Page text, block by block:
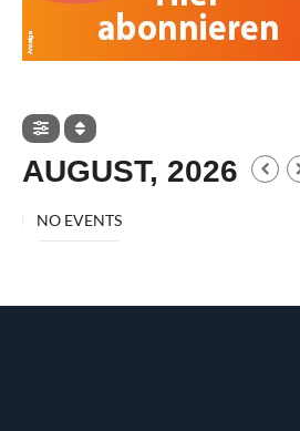
AUGUST, 2026
NO EVENTS